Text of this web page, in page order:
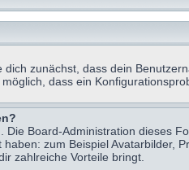
zunächst, dass dein
dass ein
Die Board-Administration dieses
zum Beispiel Avatarbilder,
zahlreiche Vorteile bringt.